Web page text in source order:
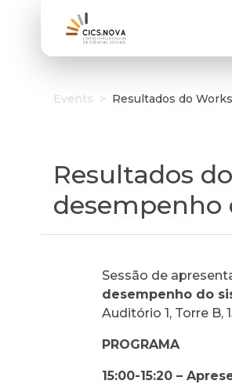
Events > Resultados do
Resultados
desempenho
Sessão de
desempenho do
Auditório 1, Torre B,
PROGRAMA
15:00-15:20 –